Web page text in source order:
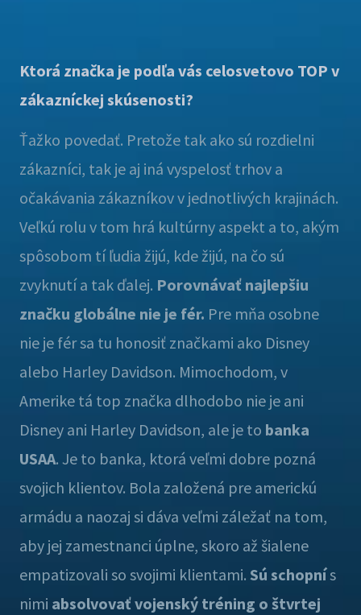
Ktorá značka je podľa vás celosvetovo TOP v
zákazníckej skúsenosti?
Ťažko povedať. Pretože tak ako sú rozdielni
zákazníci, tak je aj iná vyspelosť trhov a
očakávania zákazníkov v jednotlivých krajinách.
Veľkú rolu v tom hrá kultúrny aspekt a to, akým
spôsobom tí ľudia žijú, kde žijú, na čo sú
zvyknutí a tak ďalej. Porovnávať najlepšiu
značku globálne nie je fér. Pre mňa osobne
nie je fér sa tu honosiť značkami ako Disney
alebo Harley Davidson. Mimochodom, v
Amerike tá top značka dlhodobo nie je ani
Disney ani Harley Davidson, ale je to banka
USAA. Je to banka, ktorá veľmi dobre pozná
svojich klientov. Bola založená pre americkú
armádu a naozaj si dáva veľmi záležať na tom,
aby jej zamestnanci úplne, skoro až šialene
empatizovali so svojimi klientami. Sú schopnís
nimi absolvovať vojenský tréning o štvrtej